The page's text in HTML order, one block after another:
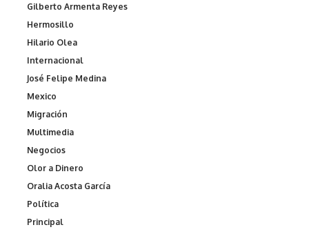
Gilberto Armenta Reyes
Hermosillo
Hilario Olea
Internacional
José Felipe Medina
Mexico
Migración
Multimedia
Negocios
Olor a Dinero
Oralia Acosta García
Política
Principal